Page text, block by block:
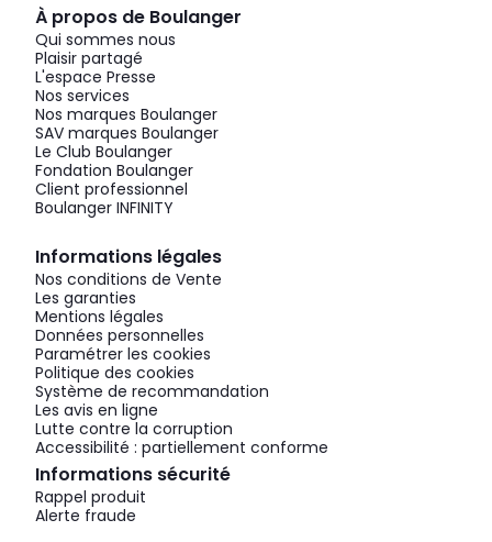
À propos de Boulanger
Qui sommes nous
Plaisir partagé
L'espace Presse
Nos services
Nos marques Boulanger
SAV marques Boulanger
Le Club Boulanger
Fondation Boulanger
Client professionnel
Boulanger INFINITY
Informations légales
Nos conditions de Vente
Les garanties
Mentions légales
Données personnelles
Paramétrer les cookies
Politique des cookies
Système de recommandation
Les avis en ligne
Lutte contre la corruption
Accessibilité : partiellement conforme
Informations sécurité
Rappel produit
Alerte fraude